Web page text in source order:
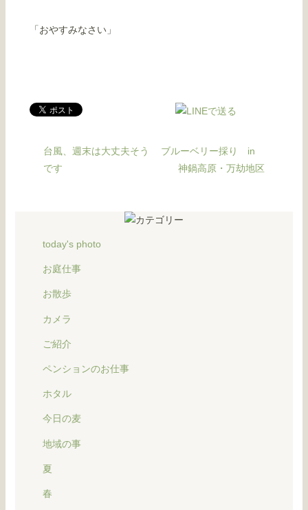
「おやすみなさい」
台風、週末は大丈夫そう
です
ブルーベリー採り in
神鍋高原・万劫地区
today's photo
お庭仕事
お散歩
カメラ
ご紹介
ペンションのお仕事
ホタル
今日の麦
地域の事
夏
春